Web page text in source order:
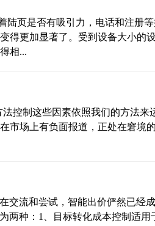
陆页是否有吸引力，电话和注册
得更加显著了。受到设备大小的
相...
控制这些因素依照我们的方法来
市场上有负面报道，正处在窘境
交流和尝试，智能出价俨然已经
两种：1、目标转化成本控制适用